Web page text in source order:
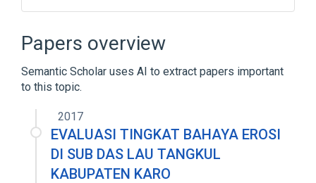
Papers overview
Semantic Scholar uses AI to extract papers important
to this topic.
2017
EVALUASI TINGKAT BAHAYA EROSI
DI SUB DAS LAU TANGKUL
KABUPATEN KARO